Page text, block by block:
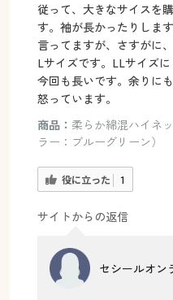
従って、大きなサイスを
す。袖が長かったりしま
言ってますが、さすがに
Lサイズです。LLサイズに
今回も長いです。余りに
怒っています。
商品： 柔らか綿混ハイネ
ラー：ブルーグリーン）
役に立った 1
サイトからの返信
セシールオン